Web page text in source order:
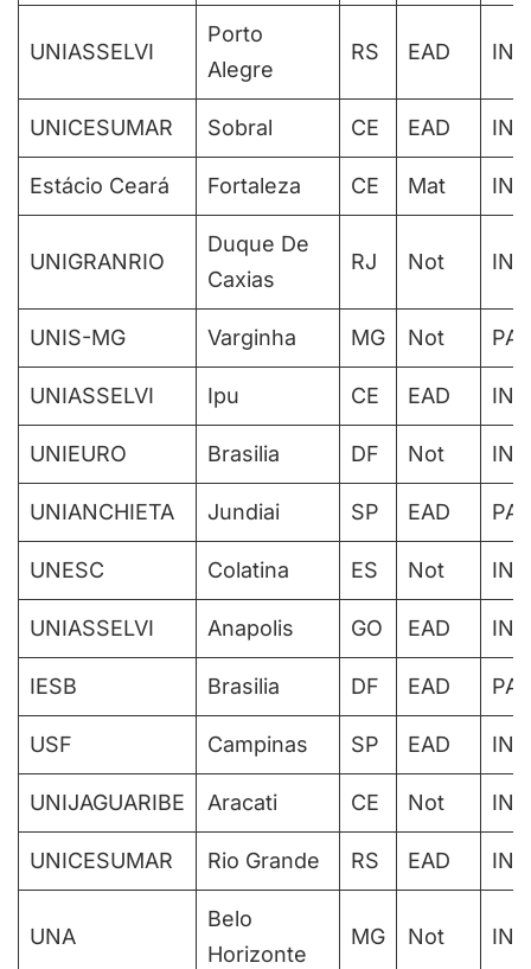
UNIASSELVI
Porto
Alegre
RS EAD
UNICESUMAR Sobral CE EAD
Estácio Ceará Fortaleza CE Mat
UNIGRANRIO
Duque De
Caxias
RJ Not
UNIS-MG Varginha MG Not
UNIASSELVI Ipu CE EAD
UNIEURO Brasilia DF Not
UNIANCHIETA Jundiai SP EAD
UNESC Colatina ES Not
UNIASSELVI Anapolis GO EAD
IESB Brasilia DF EAD
USF Campinas SP EAD
UNIJAGUARIBE Aracati CE Not
UNICESUMAR Rio Grande RS EAD
UNA
Belo
Horizonte
MG Not